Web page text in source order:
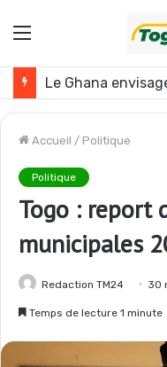
Menu
Le Ghana
Accueil / Politique
Politique
Togo : report
municipales
Redaction TM24 30
Temps de lecture 1 minute